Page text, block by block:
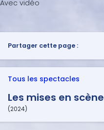
Partager cette page :
Tous les spectacles
Les mises en scène
(2024)